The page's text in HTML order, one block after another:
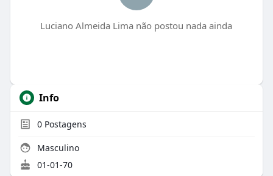
Luciano Almeida Lima não postou nada ainda
Info
0Postagens
Masculino
01-01-70